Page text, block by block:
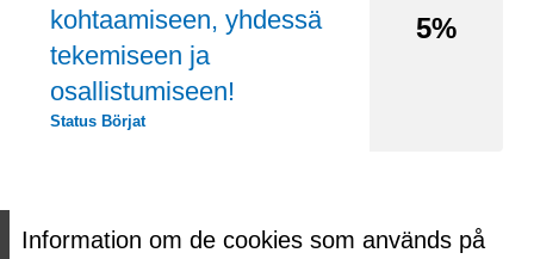
Information om de cookies som används på
kohtaamiseen, yhdessä
tekemiseen ja
osallistumiseen!
Status Börjat
5%